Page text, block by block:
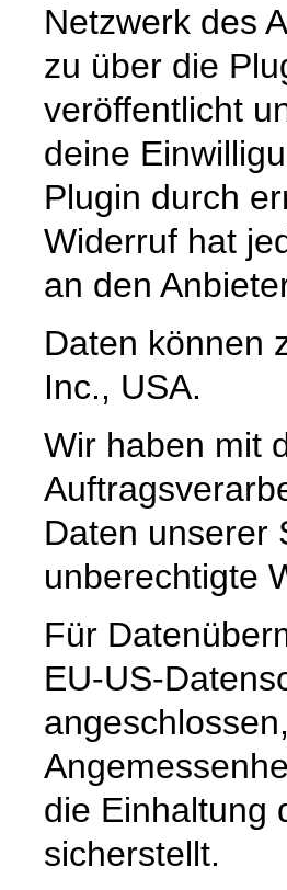
Netzwerk des
zu über die
veröffentlicht
deine
Plugin durch
Widerruf hat
an den
Daten können
Inc., USA.
Wir haben mit
Daten unserer
unberechtigte
Für
EU-US-
die Einhaltung
sicherstellt.